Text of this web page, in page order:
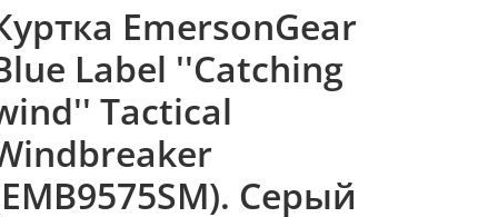
EmersonGear
Label ''Catching
Tactical
Серый